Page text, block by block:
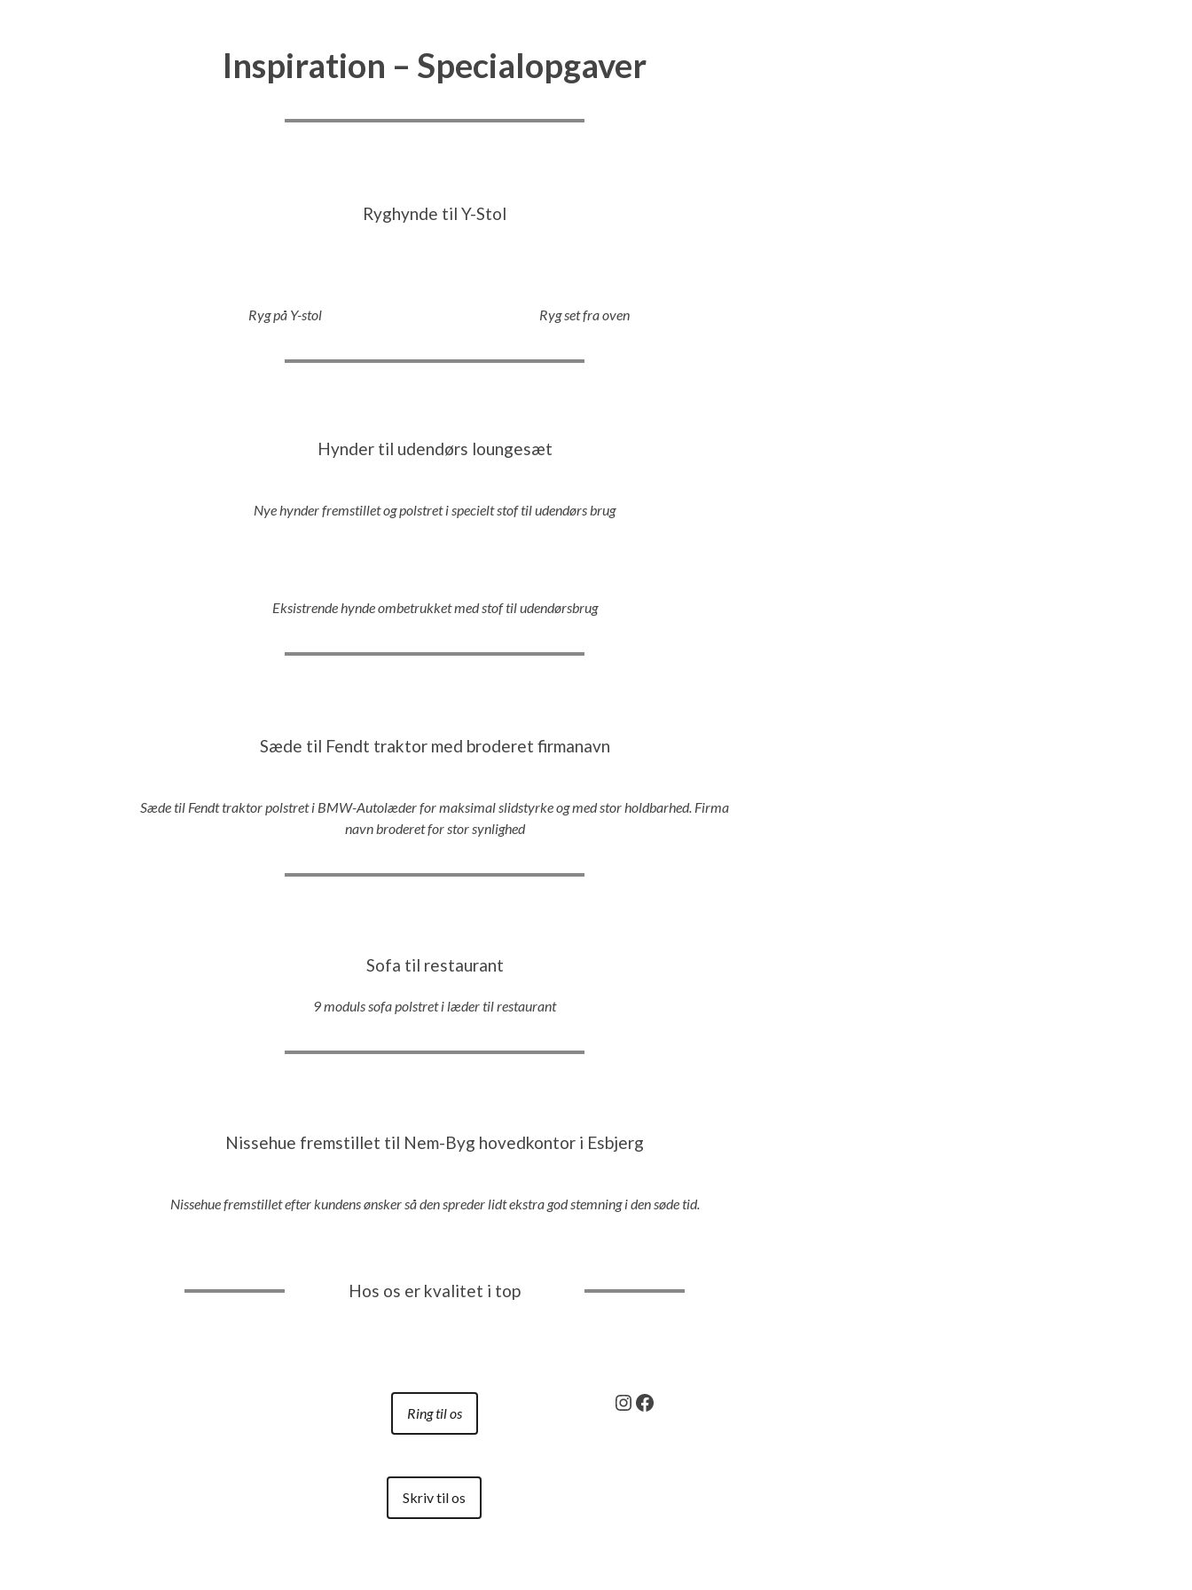
Inspiration – Specialopgaver
Ryghynde til Y-Stol
Ryg på Y-stol Ryg set fra oven
Hynder til udendørs loungesæt
Nye hynder fremstillet og polstret i specielt stof til udendørs brug
Eksistrende hynde ombetrukket med stof til udendørsbrug
Sæde til Fendt traktor med broderet firmanavn
Sæde til Fendt traktor polstret i BMW-Autolæder for maksimal slidstyrke og med stor holdbarhed. Firma
navn broderet for stor synlighed
Sofa til restaurant
9 moduls sofa polstret i læder til restaurant
Nissehue fremstillet til Nem-Byg hovedkontor i Esbjerg
Nissehue fremstillet efter kundens ønsker så den spreder lidt ekstra god stemning i den søde tid.
Hos os er kvalitet i top
Ring til os
Skriv til os
Instagram Facebook